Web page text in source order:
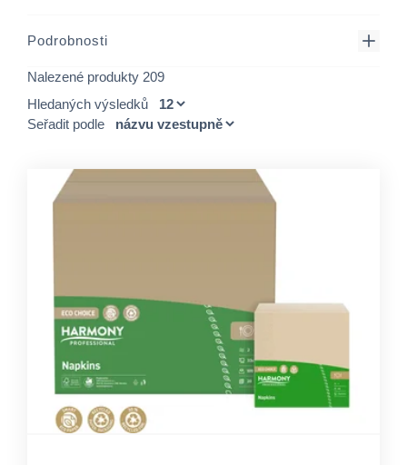
Podrobnosti
Nalezené produkty 209
Hledaných výsledků
Seřadit podle